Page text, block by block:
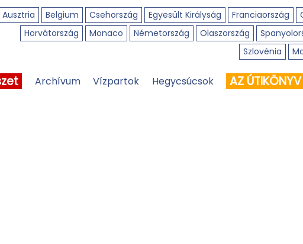
Ausztria Belgium Csehország Egyesült Királyság Franciaország
Horvátország
Monaco Németország Olaszország
Szlovénia
Archívum Vízpartok Hegycsúcsok AZ ÚTIKÖNYV